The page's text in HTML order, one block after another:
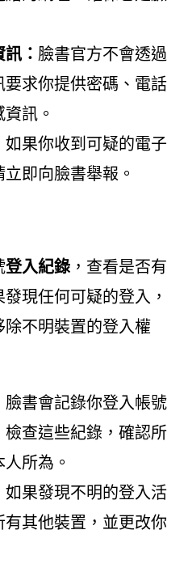
： 臉書官方不會透過
要求你提供密碼、電話
訊。
如果你收到可疑的電子
即向臉書舉報。
登入紀錄，查看是否有
現任何可疑的登入，
不明裝置的登入權
臉書會記錄你登入帳號
檢查這些紀錄，確認所
所為。
如果發現不明的登入活
其他裝置，並更改你